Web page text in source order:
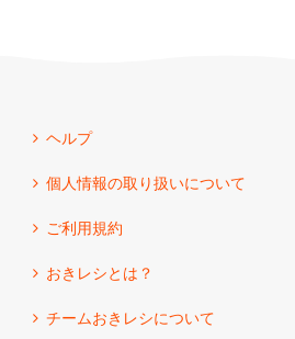
ヘルプ
個人情報の取り扱いについて
ご利用規約
おきレシとは？
チームおきレシについて